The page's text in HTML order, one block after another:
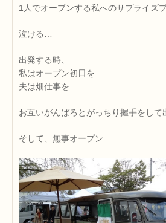
1人でオープンする私へのサプライズ
泣ける…
出発する時、
私はオープン初日を…
夫は畑仕事を…
お互いがんばろとがっちり握手をして
そして、無事オープン